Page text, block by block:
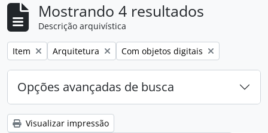
Mostrando 4 resultados
Descrição arquivística
Remover filtro:
Item Remover filtro:
Arquitetura Remover filtro:
Com objetos digitais
Opções avançadas de busca
Visualizar impressão